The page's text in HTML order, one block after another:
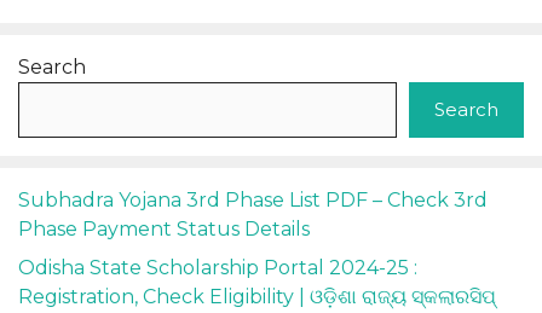
Search
Search
Subhadra Yojana 3rd Phase List PDF – Check 3rd
Phase Payment Status Details
Odisha State Scholarship Portal 2024-25 :
Registration, Check Eligibility | ଓଡ଼ିଶା ରାଜ୍ୟ ସ୍କଲାରସିପ୍